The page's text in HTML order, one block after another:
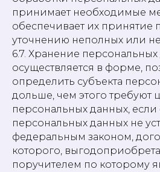
принимает необходимые
обеспечивает их принятие
уточнению неполных или
6.7. Хранение
осуществляется в форме,
определить субъекта
дольше, чем этого требуют
персональных данных,
персональных данных не
федеральным законом,
которого,
поручителем по которому